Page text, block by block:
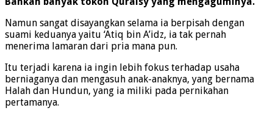
Namun sangat disayangkan selama ia berpisah dengan
suami keduanya yaitu ‘Atiq bin A’idz, ia tak pernah
menerima lamaran dari pria mana pun.
Itu terjadi karena ia ingin lebih fokus terhadap usaha
berniaganya dan mengasuh anak-anaknya, yang bernama
Halah dan Hundun, yang ia miliki pada pernikahan
pertamanya.